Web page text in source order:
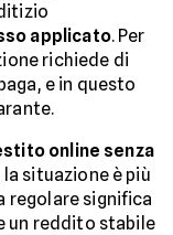
applicato. Per
richiede di
e in questo
online senza
la situazione è più
regolare significa
un reddito stabile